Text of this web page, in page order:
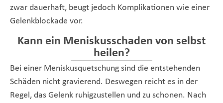
zwar dauerhaft, beugt jedoch Komplikationen wie einer
Gelenkblockade vor.
Kann ein Meniskusschaden von selbst
heilen?
Bei einer Meniskusquetschung sind die entstehenden
Schäden nicht gravierend. Deswegen reicht es in der
Regel, das Gelenk ruhigzustellen und zu schonen. Nach